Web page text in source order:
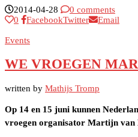
2014-04-28
0 comments
0
FacebookTwitter Email
Events
WE VROEGEN
written by Mathijs Tromp
Op 14 en 15 juni kunnen
vroegen organisator Martijn van